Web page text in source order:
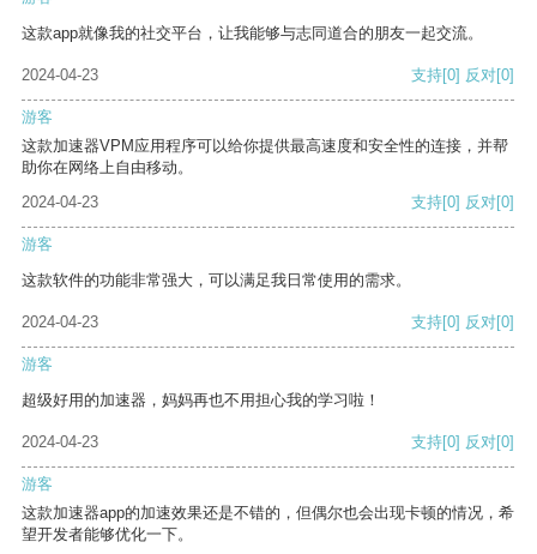
这款app就像我的社交平台，让我能够与志同道合的朋友一起交流。
2024-04-23 支持[0] 反对[0]
游客
这款加速器VPM应用程序可以给你提供最高速度和安全性的连接，并帮
助你在网络上自由移动。
2024-04-23
支持[0] 反对[0]
游客
这款软件的功能非常强大，可以满足我日常使用的需求。
2024-04-23 支持[0] 反对[0]
游客
超级好用的加速器，妈妈再也不用担心我的学习啦！
2024-04-23 支持[0] 反对[0]
游客
这款加速器app的加速效果还是不错的，但偶尔也会出现卡顿的情况，希
望开发者能够优化一下。